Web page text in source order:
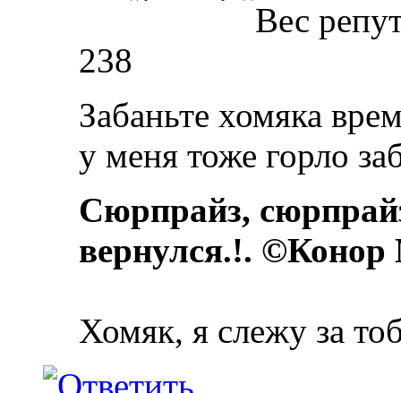
Вес
238
Забаньте хомяка
у меня тоже горло
Сюрпрайз,
вернулся.!.
Хомяк, я слежу за